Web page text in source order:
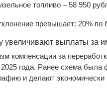
топливо – 58 950
превышает: 20%
увеличивают выплаты за
компенсации за
года. Ранее схема была
и делают